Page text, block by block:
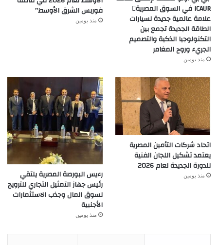
iCAUR في السوق المصرية
علامة عالمية جديدة لسيارات
الطاقة الجديدة تجمع بين
التكنولوجيا الذكية والتصميم
الجريء وروح المغامر
منذ يومين
فوربس الشرق الأوسط”
منذ يومين
اتحاد شركات التأمين المصرية
يعتمد تشكيل اللجان الفنية
للدورة الجديدة لعام 2026
منذ يومين
رءيس البورصة المصرية يلتقي
رئيس جهاز التمثيل التجاري للترويج
لسوق المال وجذب الاستثمارات
الأجنبية
منذ يومين